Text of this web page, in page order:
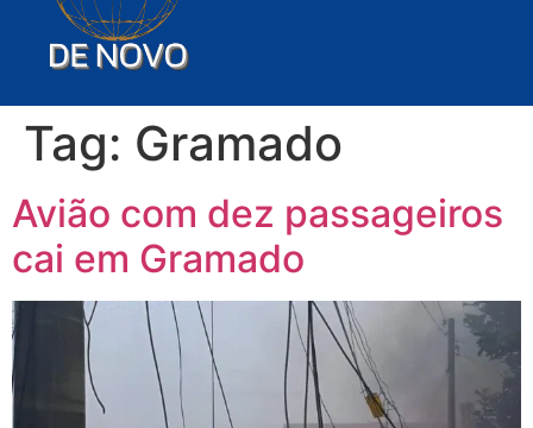
Tag: Gramado
Avião com dez passageiros
cai em Gramado